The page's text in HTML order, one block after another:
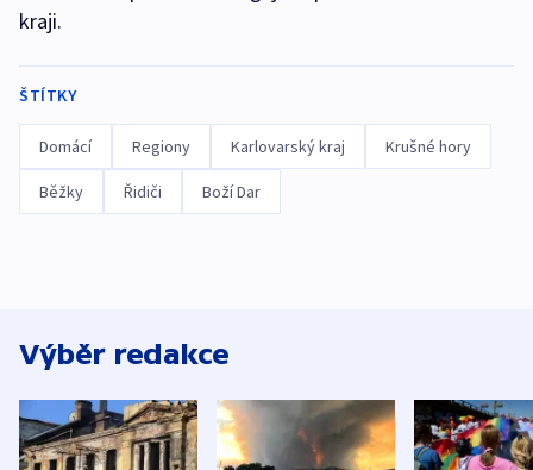
kraji.
ŠTÍTKY
Domácí Regiony Karlovarský kraj Krušné hory
Běžky Řidiči Boží Dar
Výběr redakce